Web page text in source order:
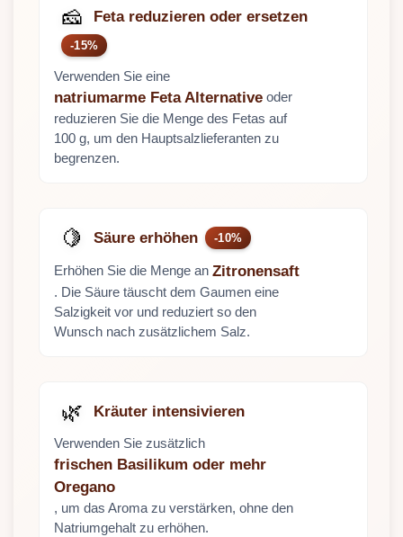
🧀 Feta reduzieren oder ersetzen
-15%
Verwenden Sie eine
natriumarme Feta Alternative oder
reduzieren Sie die Menge des Fetas auf
100 g, um den Hauptsalzlieferanten zu
begrenzen.
🍋 Säure erhöhen -10%
Erhöhen Sie die Menge an Zitronensaft
. Die Säure täuscht dem Gaumen eine
Salzigkeit vor und reduziert so den
Wunsch nach zusätzlichem Salz.
🌿 Kräuter intensivieren
Verwenden Sie zusätzlich
frischen Basilikum oder mehr
Oregano
, um das Aroma zu verstärken, ohne den
Natriumgehalt zu erhöhen.